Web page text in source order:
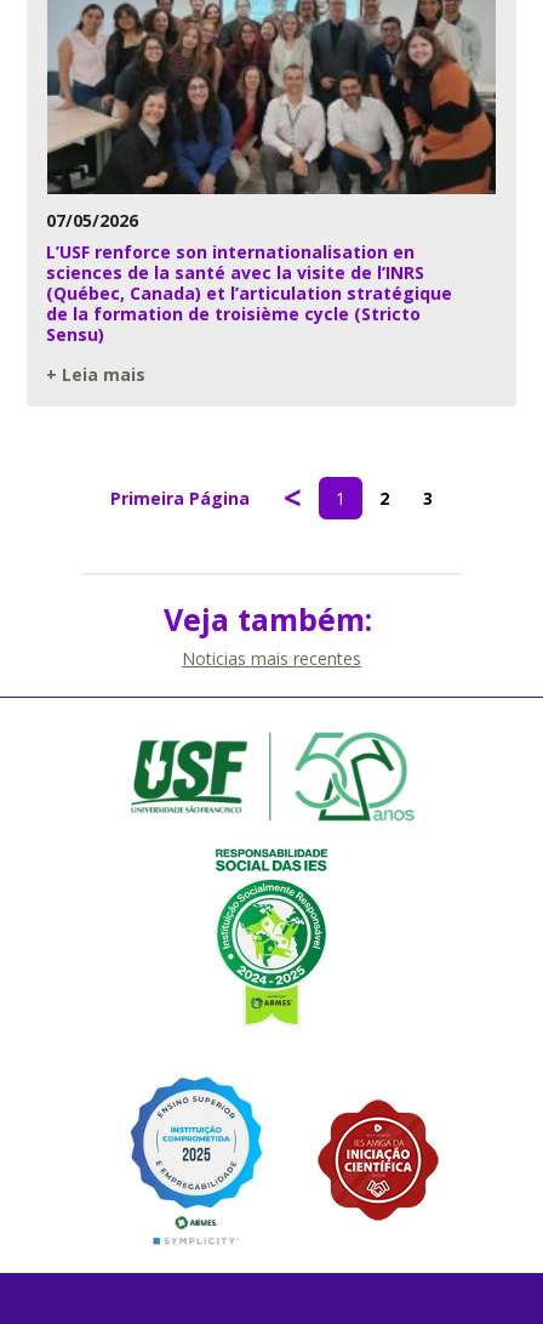
07/05/2026
L’USF renforce son internationalisation en
sciences de la santé avec la visite de l’INRS
(Québec, Canada) et l’articulation stratégique
de la formation de troisième cycle (Stricto
Sensu)
+ Leia mais
Primeira Página < 1 2 3
Veja também:
Noticias mais recentes